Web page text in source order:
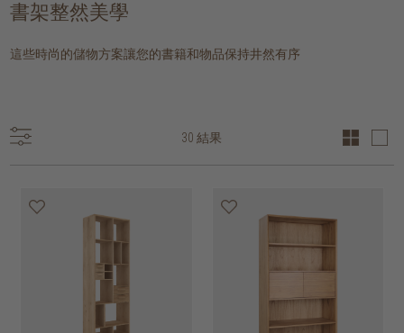
書架整然美學
這些時尚的儲物方案讓您的書籍和物品保持井然有序
30 結果